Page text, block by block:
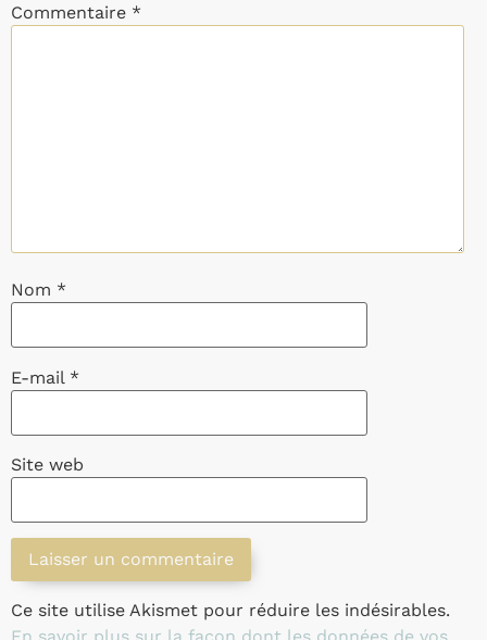
Commentaire *
Nom *
E-mail *
Site web
Ce site utilise Akismet pour réduire les indésirables.
En savoir plus sur la façon dont les données de vos